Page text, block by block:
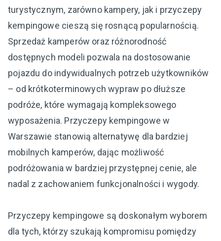
turystycznym, zarówno kampery, jak i przyczepy
kempingowe cieszą się rosnącą popularnością.
Sprzedaż kamperów oraz różnorodność
dostępnych modeli pozwala na dostosowanie
pojazdu do indywidualnych potrzeb użytkowników
– od krótkoterminowych wypraw po dłuższe
podróże, które wymagają kompleksowego
wyposażenia. Przyczepy kempingowe w
Warszawie stanowią alternatywę dla bardziej
mobilnych kamperów, dając możliwość
podróżowania w bardziej przystępnej cenie, ale
nadal z zachowaniem funkcjonalności i wygody.
Przyczepy kempingowe są doskonałym wyborem
dla tych, którzy szukają kompromisu pomiędzy